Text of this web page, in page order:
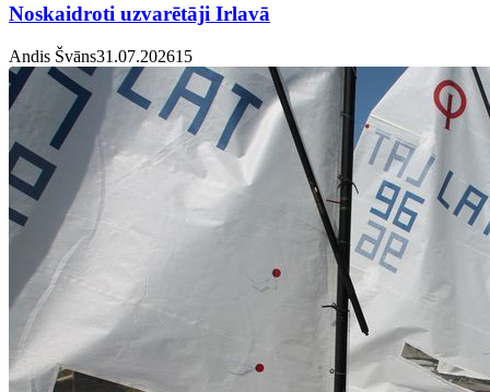
Noskaidroti uzvarētāji Irlavā
Andis Švāns31.07.20261 5